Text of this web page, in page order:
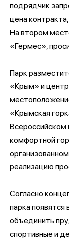
подрядчик
цена
На втором
«Гермес»,
Парк
«Крым» и
«Крымская
Всероссийском
комфортной
реализацию
Согласно
парка
объединить
спортивные и